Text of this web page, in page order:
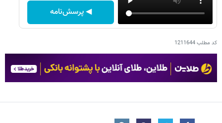
◀ پرسش‌نامه
کد مطلب1211644